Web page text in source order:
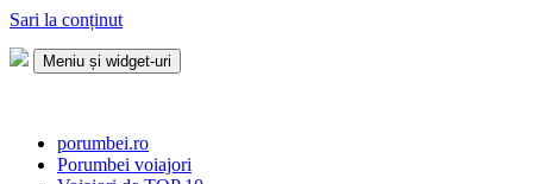
Sari la conținut
Meniu și widget-uri
porumbei.ro
Porumbei voiajori